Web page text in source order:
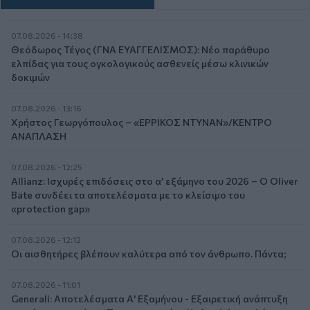
07.08.2026 - 14:38
Θεόδωρος Τέγος (ΓΝΑ ΕΥΑΓΓΕΛΙΣΜΟΣ): Νέο παράθυρο
ελπίδας για τους ογκολογικούς ασθενείς μέσω κλινικών
δοκιμών
07.08.2026 - 13:16
Χρήστος Γεωργόπουλος – «ΕΡΡΙΚΟΣ ΝΤΥΝΑΝ»/ΚΕΝΤΡΟ
ΑΝΑΠΛΑΣΗ
07.08.2026 - 12:25
Allianz: Ισχυρές επιδόσεις στο α’ εξάμηνο του 2026 – Ο Oliver
Bäte συνδέει τα αποτελέσματα με το κλείσιμο του
«protection gap»
07.08.2026 - 12:12
Οι αισθητήρες βλέπουν καλύτερα από τον άνθρωπο. Πάντα;
07.08.2026 - 11:01
Generali: Αποτελέσματα Α' Εξαμήνου - Εξαιρετική ανάπτυξη